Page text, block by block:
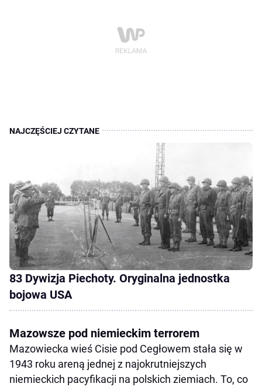
83 Dywizja Piechoty. Oryginalna jednostka
bojowa USA
Mazowsze pod niemieckim terrorem
Mazowiecka wieś Cisie pod Cegłowem stała się w
1943 roku areną jednej z najokrutniejszych
niemieckich pacyfikacji na polskich ziemiach. To, co